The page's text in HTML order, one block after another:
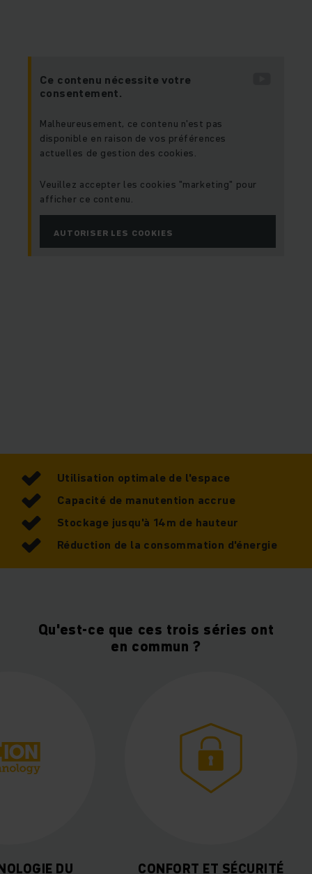
Ce contenu nécessite votre
consentement.
Malheureusement, ce contenu n'est pas
disponible en raison de vos préférences
actuelles de gestion des cookies.
Veuillez accepter les cookies "marketing" pour
afficher ce contenu.
AUTORISER LES COOKIES
Utilisation optimale de l'espace
Capacité de manutention accrue
Stockage jusqu'à 14m de hauteur
Réduction de la consommation d'énergie
Qu'est-ce que ces trois séries ont
en commun ?
DU
CONFORT ET SÉCURITÉ